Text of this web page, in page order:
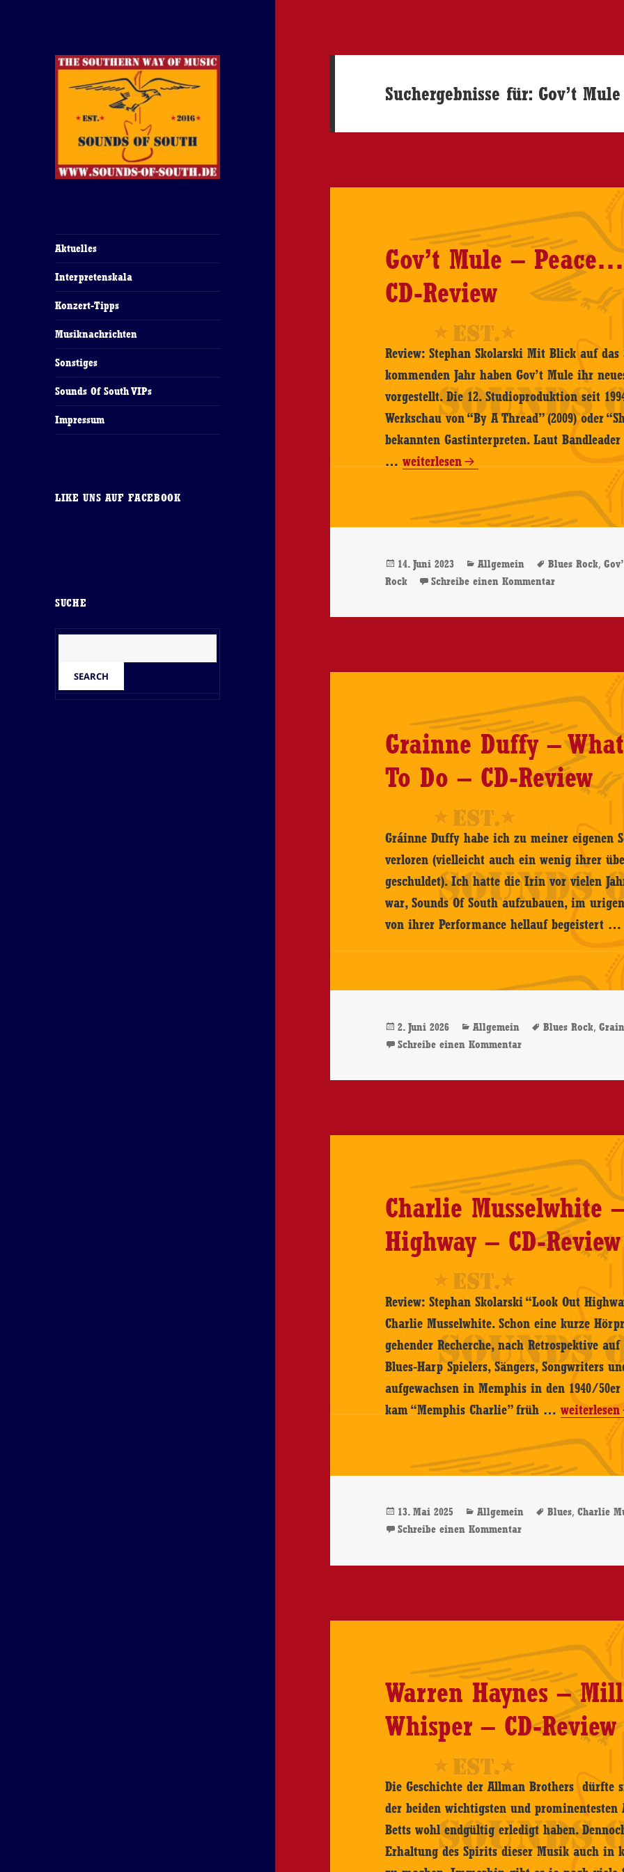
Aktuelles
Interpretenskala
Konzert-Tipps
Musiknachrichten
Sonstiges
Sounds Of South VIPs
Impressum
LIKE UNS AUF FACEBOOK
SUCHE
Suchergebnisse für: Gov’t Mule
Gov’t Mule –
CD-Review
Review: Stephan Skolarski Mit Blick auf
kommenden Jahr haben Gov’t Mule ihr
vorgestellt. Die 12. Studioproduktion seit
Werkschau von “By A Thread” (2009) oder
bekannten Gastinterpreten. Laut
…Gov’t
Peace…
A
River
weiterlesen
Veröffentlicht
am
14. Juni 2023 Kategorien
Allgemein Schlagwörter
Blues Rock,
Rock
Schreibe einen Kommentarzu Gov’t Mule
Grainne Duffy –
To Do – CD-Review
Gráinne Duffy habe ich zu meiner eigenen
verloren (vielleicht auch ein wenig ihrer
geschuldet). Ich hatte die Irin vor vielen
war, Sounds Of South aufzubauen, im
von ihrer Performance hellauf begeistert
Veröffentlicht
am
2. Juni 2026 Kategorien
Allgemein Schlagwörter
Blues Rock,
Schreibe einen Kommentarzu Grainne Duffy –
Charlie Musselwhite
Highway – CD-Review
Review: Stephan Skolarski “Look Out
Charlie Musselwhite. Schon eine kurze
gehender Recherche, nach Retrospektive
Blues-Harp Spielers, Sängers, Songwriters
aufgewachsen in Memphis in den 1940/
kam “Memphis Charlie” früh …Charlie
Musselwhite
Look
Highway
weiterlesen
Veröffentlicht
am
13. Mai 2025 Kategorien
Allgemein Schlagwörter
Blues,Charlie
Schreibe einen Kommentarzu Charlie
Warren Haynes –
Whisper – CD-Review
Die Geschichte der Allman Brothers dürfte
der beiden wichtigsten und prominentesten
Betts wohl endgültig erledigt haben.
Erhaltung des Spirits dieser Musik auch in